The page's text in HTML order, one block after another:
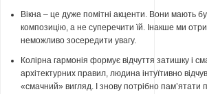
Вікна – це дуже помітні акценти. Вони мають
композицію, а не суперечити їй. Інакше ми
неможливо зосередити увагу.
Колірна гармонія формує відчуття затишку і
архітектурних правил, людина інтуїтивно
«смачний» вигляд. І знову потрібно пам’ятати